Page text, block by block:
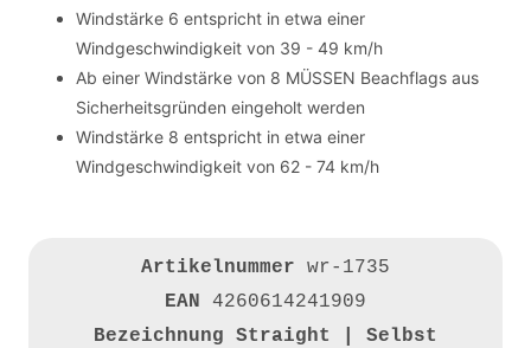
Windstärke 6 entspricht in etwa einer
Windgeschwindigkeit von 39 - 49 km/h
Ab einer Windstärke von 8 MÜSSEN Beachflags aus
Sicherheitsgründen eingeholt werden
Windstärke 8 entspricht in etwa einer
Windgeschwindigkeit von 62 - 74 km/h
Artikelnummer wr-1735
EAN 4260614241909
Bezeichnung Straight | Selbst